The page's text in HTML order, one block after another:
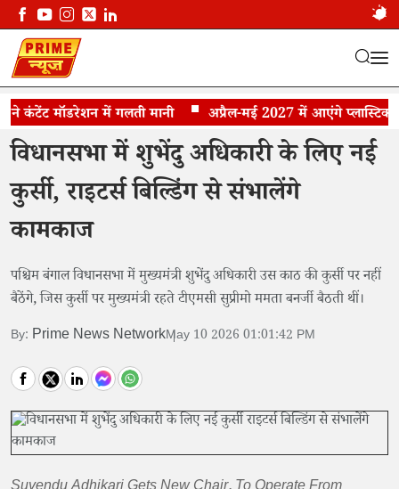
कंटेंट मॉडरेशन में गलती मानी अप्रैल-मई 2027 में आएंगे प्लास्टिक के
बंगाल में नई सियासी तस्वीर
विधानसभा में शुभेंदु अधिकारी के लिए नई
कुर्सी, राइटर्स बिल्डिंग से संभालेंगे
कामकाज
पश्चिम बंगाल विधानसभा में मुख्यमंत्री शुभेंदु अधिकारी उस काठ की कुर्सी पर नहीं
बैठेंगे, जिस कुर्सी पर मुख्यमंत्री रहते टीएमसी सुप्रीमो ममता बनर्जी बैठती थीं।
By: Prime News NetworkMay 10 2026 01:01:42 PM